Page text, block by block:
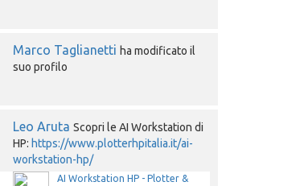
Marco Taglianetti ha modificato il
suo profilo
Leo Aruta Scopri le AI Workstation di
HP: https://www.plotterhpitalia.it/ai-
workstation-hp/
AI Workstation HP - Plotter &